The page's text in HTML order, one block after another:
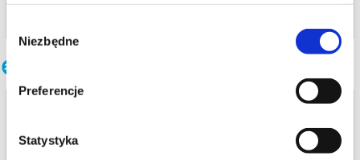
zgody
Niezbędne
Preferencje
Statystyka
info
29.09.2026 , g. 19:00